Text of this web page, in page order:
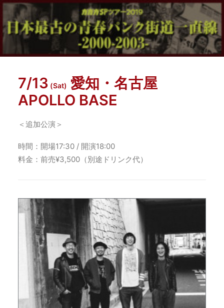
7/13 (Sat) 愛知・名古屋
APOLLO BASE
＜追加公演＞
時間：開場17:30 / 開演18:00
料金：前売¥3,500（別途ドリンク代）